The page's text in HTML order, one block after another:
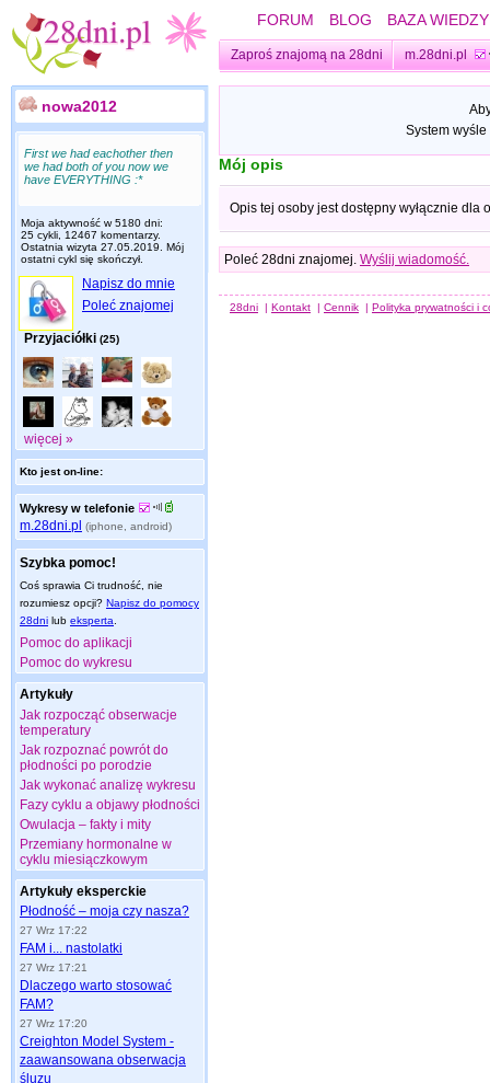
FORUM BLOG BAZA WIEDZY
Zaproś znajomą na 28dni m.28dni.pl
nowa2012
First we had eachother then
we had both of you now we
have EVERYTHING :*
Moja aktywność w 5180 dni:
25 cykli, 12467 komentarzy.
Ostatnia wizyta 27.05.2019 . Mój
ostatni cykl się skończył.
Napisz do mnie
Poleć znajomej
Przyjaciółki (25)
więcej »
Kto jest on-line:
Wykresy w telefonie
m.28dni.pl (iphone, android)
Szybka pomoc!
Coś sprawia Ci trudność, nie
rozumiesz opcji? Napisz do pomocy
28dni lub eksperta
Pomoc do aplikacji
Pomoc do wykresu
Artykuły
Jak rozpocząć obserwacje
temperatury
Jak rozpoznać powrót do
płodności po porodzie
Jak wykonać analizę wykresu
Fazy cyklu a objawy płodności
Owulacja – fakty i mity
Przemiany hormonalne w
cyklu miesiączkowym
Artykuły eksperckie
Płodność – moja czy nasza?
27 Wrz 17:22
FAM i... nastolatki
27 Wrz 17:21
Dlaczego warto stosować
FAM?
27 Wrz 17:20
Creighton Model System -
zaawansowana obserwacja
śluzu
System
Mój opis
Opis tej osoby jest dostępny wyłącznie dla
Poleć 28dni znajomej. Wyślij wiadomość.
28dni | Kontakt | Cennik | Polityka prywatności i